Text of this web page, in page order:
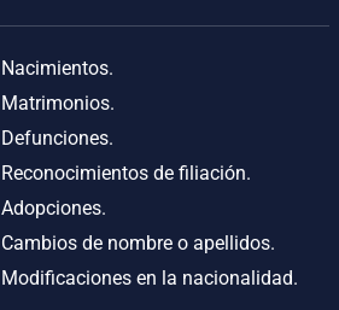
Nacimientos.
Matrimonios.
Defunciones.
Reconocimientos de filiación.
Adopciones.
Cambios de nombre o apellidos.
Modificaciones en la nacionalidad.